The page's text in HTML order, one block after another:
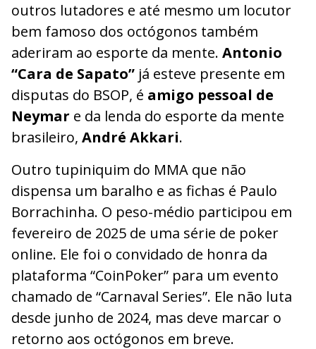
outros lutadores e até mesmo um locutor
bem famoso dos octógonos também
aderiram ao esporte da mente. Antonio
“Cara de Sapato” já esteve presente em
disputas do BSOP, é amigo pessoal de
Neymar e da lenda do esporte da mente
brasileiro, André Akkari.
Outro tupiniquim do MMA que não
dispensa um baralho e as fichas é Paulo
Borrachinha. O peso-médio participou em
fevereiro de 2025 de uma série de poker
online. Ele foi o convidado de honra da
plataforma “CoinPoker” para um evento
chamado de “Carnaval Series”. Ele não luta
desde junho de 2024, mas deve marcar o
retorno aos octógonos em breve.